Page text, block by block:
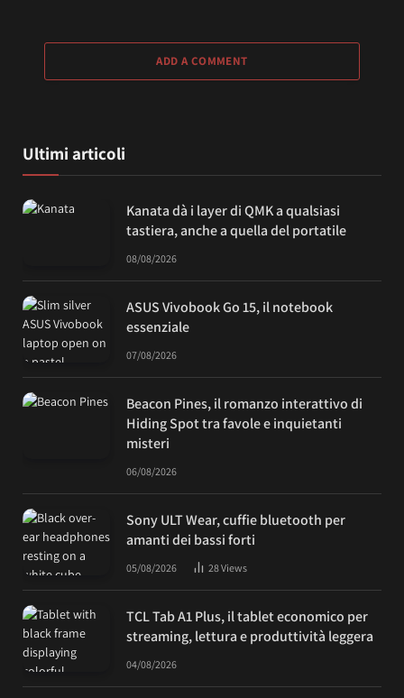
ADD A COMMENT
Ultimi articoli
Kanata dà i layer di QMK a qualsiasi
tastiera, anche a quella del portatile
08/08/2026
ASUS Vivobook Go 15, il notebook
essenziale
07/08/2026
Beacon Pines, il romanzo interattivo di
Hiding Spot tra favole e inquietanti
misteri
06/08/2026
Sony ULT Wear, cuffie bluetooth per
amanti dei bassi forti
05/08/2026 28Views
TCL Tab A1 Plus, il tablet economico per
streaming, lettura e produttività leggera
04/08/2026